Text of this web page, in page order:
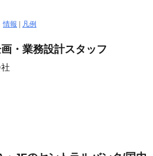
情報 | 凡例
・業務設計スタッフ